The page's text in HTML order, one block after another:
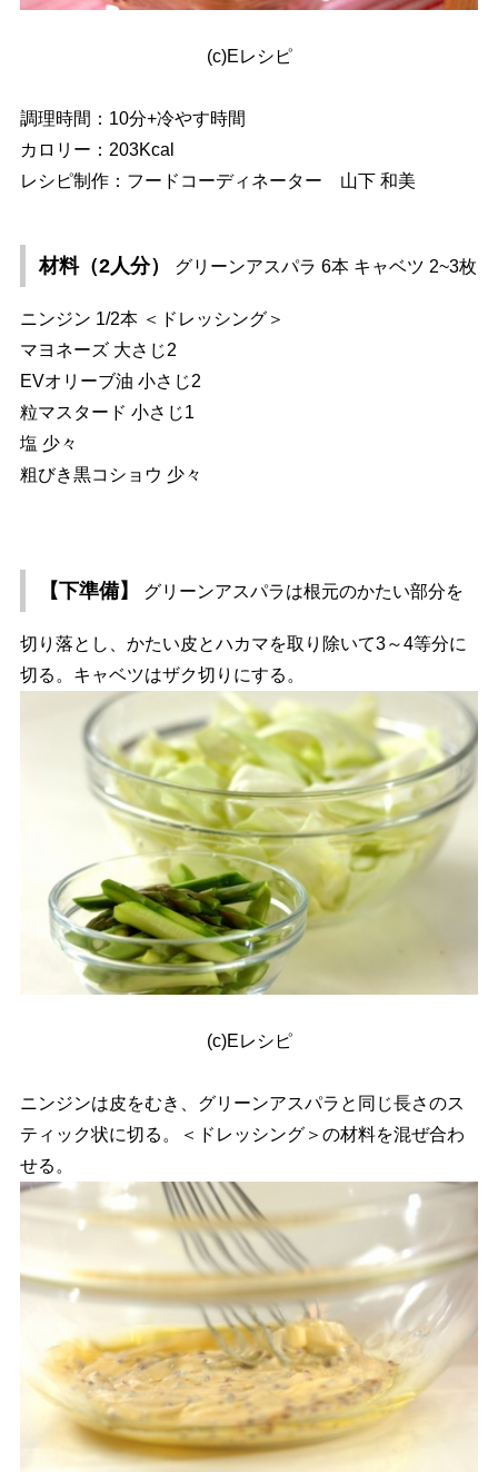
(c)Eレシピ
調理時間：10分+冷やす時間
カロリー：203Kcal
レシピ制作：フードコーディネーター 山下 和美
材料（2人分） グリーンアスパラ 6本 キャベツ 2~3枚
ニンジン 1/2本 ＜ドレッシング＞
マヨネーズ 大さじ2
EVオリーブ油 小さじ2
粒マスタード 小さじ1
塩 少々
粗びき黒コショウ 少々
【下準備】 グリーンアスパラは根元のかたい部分を
切り落とし、かたい皮とハカマを取り除いて3～4等分に
切る。キャベツはザク切りにする。
(c)Eレシピ
ニンジンは皮をむき、グリーンアスパラと同じ長さのス
ティック状に切る。＜ドレッシング＞の材料を混ぜ合わ
せる。